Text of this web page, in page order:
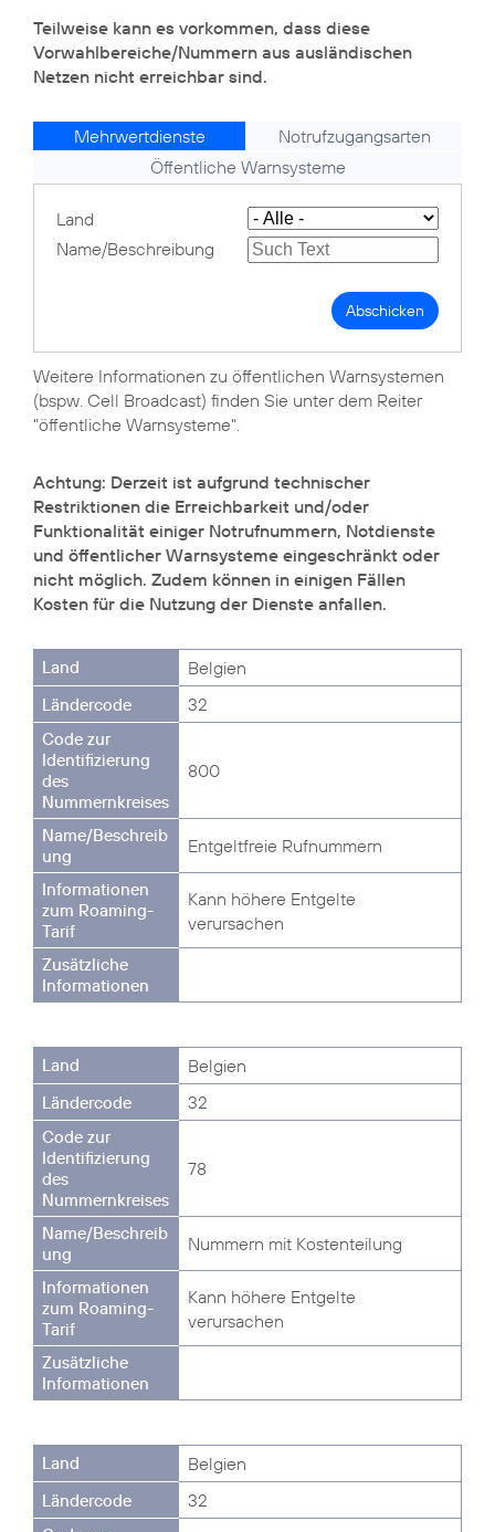
Teilweise kann es vorkommen, dass diese
Vorwahlbereiche/Nummern aus ausländischen
Netzen nicht erreichbar sind.
Mehrwertdienste
Notrufzugangsarten
Öffentliche Warnsysteme
Land
Name/Beschreibung
Abschicken
Weitere Informationen zu öffentlichen Warnsystemen
(bspw. Cell Broadcast) finden Sie unter dem Reiter
"öffentliche Warnsysteme".
Achtung: Derzeit ist aufgrund technischer
Restriktionen die Erreichbarkeit und/oder
Funktionalität einiger Notrufnummern, Notdienste
und öffentlicher Warnsysteme eingeschränkt oder
nicht möglich. Zudem können in einigen Fällen
Kosten für die Nutzung der Dienste anfallen.
Belgien
32
800
Entgeltfreie Rufnummern
Kann höhere Entgelte
verursachen
Belgien
32
78
Nummern mit Kostenteilung
Kann höhere Entgelte
verursachen
Belgien
32